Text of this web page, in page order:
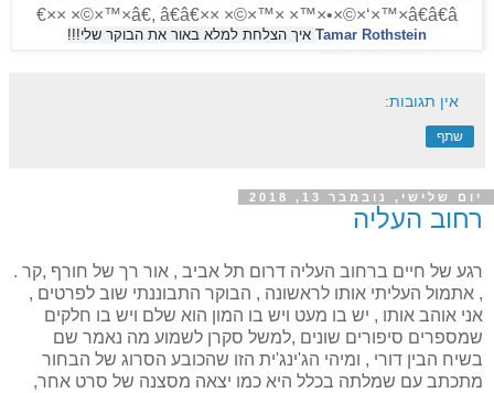
Tamar Rothstein איך הצלחת למלא באור את הבוקר שלי!!!
אין תגובות:
שתף
יום שלישי, נובמבר 13, 2018
רחוב העליה
רגע של חיים ברחוב העליה דרום תל אביב , אור רך של חורף ,קר .
, אתמול העליתי אותו לראשונה , הבוקר התבוננתי שוב לפרטים ,
אני אוהב אותו , יש בו מעט ויש בו המון הוא שלם ויש בו חלקים
שמספרים סיפורים שונים ,למשל סקרן לשמוע מה נאמר שם
בשיח הבין דורי , ומיהי הג'ינג'ית הזו שהכובע הסרוג של הבחור
מתכתב עם שמלתה בכלל היא כמו יצאה מסצנה של סרט אחר,